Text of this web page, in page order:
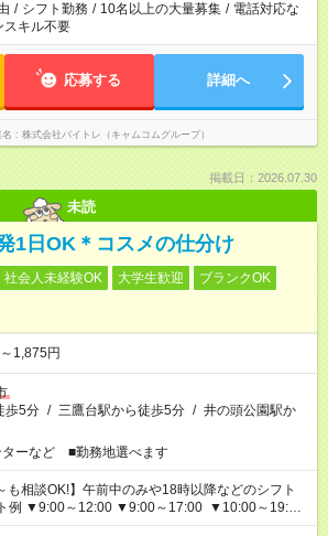
/ シフト勤務 / 10名以上の大量募集 / 電話対応な
スキル不要
応募する 詳細へ
株式会社バイトレ（キャムコムグループ）
掲載日：2026.07.30
未読
1日OK＊コスメの仕分け
社会人未経験OK 大学生歓迎
ブランクOK
1,875円
歩5分 / 三鷹台駅から徒歩5分 / 井の頭公園駅か
ターなど ■勤務地選べます
も相談OK!】午前中のみや18時以降などのシフト
例 ▼9:00～12:00 ▼9:00～17:00 ▼10:00～19:00